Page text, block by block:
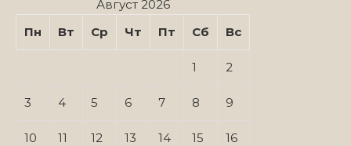
Август 2026
Пн
Вт Ср Чт Пт Сб Вс
1 2
3 4 5 6 7 8 9
10 11 12 13 14 15 16